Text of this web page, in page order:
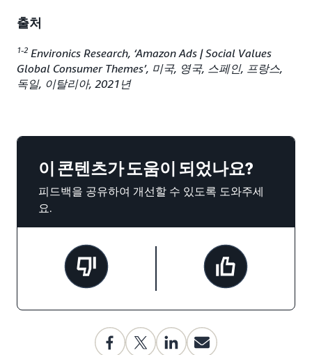
출처
1-2 Environics Research, ‘Amazon Ads | Social Values
Global Consumer Themes’, 미국, 영국, 스페인, 프랑스,
독일, 이탈리아, 2021년
이 콘텐츠가 도움이 되었나요?
피드백을 공유하여 개선할 수 있도록 도와주세
요.